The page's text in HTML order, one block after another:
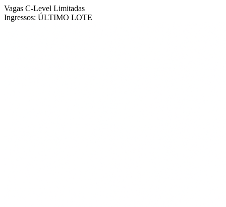
Vagas C-Level Limitadas
Ingressos: ÚLTIMO LOTE